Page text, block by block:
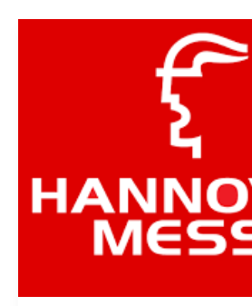
Clúster